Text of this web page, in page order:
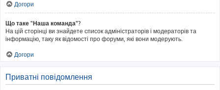
Догори
Що таке "Наша команда"?
На цій сторінці ви знайдете список адміністраторів і модераторів та
інформацію, таку як відомості про форуми, які вони модерують.
Догори
Приватні повідомлення